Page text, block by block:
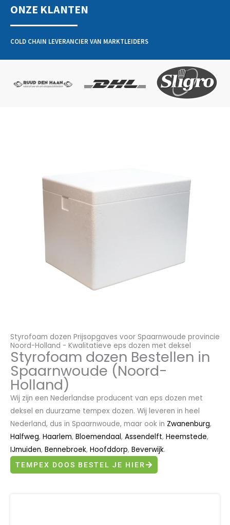
ONZE KLANTEN
COLD CHAIN LEVERANCIER VAN MARKTLEIDERS
Styrofoam dozen Prijsopgaves voor Spaarnwoude provincie
Noord-Holland - Kwalitatieve eps dozen met deksel
Styrofoam dozen Bestellen in
Spaarnwoude (Noord-
Holland)
Wij zijn een Nederlandse producent van eps dozen met
deksel en duurzame tempex dozen. Wij leveren in heel
Nederland, dus in Spaarnwoude, maar ook in Zwanenburg,
Halfweg, Haarlem, Bloemendaal, Assendelft, Heemstede,
IJmuiden, Bennebroek, Hoofddorp, Beverwijk.
TEMPEX DOOS BESTEL JE HIER